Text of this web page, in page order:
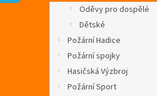
n
Oděvy pro dospělé
Dětské
Požární Hadice
Požární spojky
Hasičská Výzbroj
Požární Sport